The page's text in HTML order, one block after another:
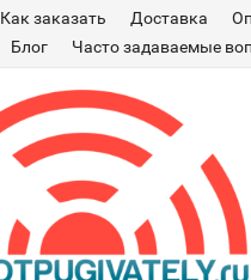
Как заказать Доставка
Блог Часто задаваемые